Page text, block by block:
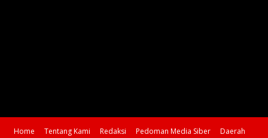
Home Tentang Kami Redaksi Pedoman Media Siber
Daerah